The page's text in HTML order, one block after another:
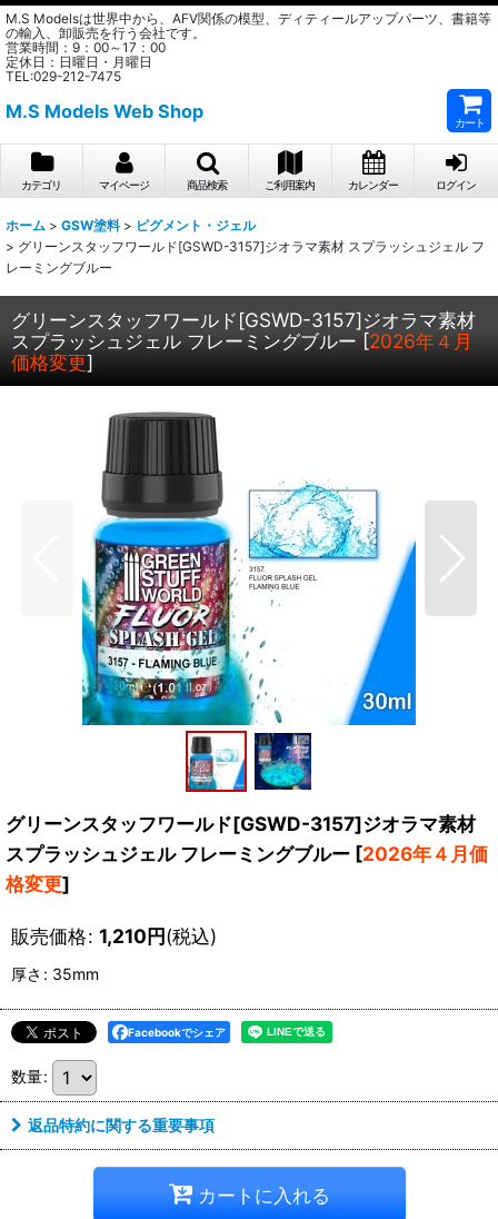
M.S Modelsは世界中から、AFV関係の模型、ディティールアップパーツ、書籍等
の輸入、卸販売を行う会社です。
営業時間：9：00～17：00
定休日：日曜日・月曜日
TEL:029-212-7475
M.S Models Web Shop
カート
カテゴリ マイページ 商品検索 ご利用案内 カレンダー ログイン
ホーム > GSW塗料 > ピグメント・ジェル
> グリーンスタッフワールド[GSWD-3157]ジオラマ素材 スプラッシュジェル フ
レーミングブルー
グリーンスタッフワールド[GSWD-3157]ジオラマ素材
スプラッシュジェル フレーミングブルー [2026年４月
価格変更]
グリーンスタッフワールド[GSWD-3157]ジオラマ素材
スプラッシュジェル フレーミングブルー [2026年４月価
格変更]
販売価格: 1,210円(税込)
厚さ : 35mm
Facebookでシェア
数量:
返品特約に関する重要事項
カートに入れる